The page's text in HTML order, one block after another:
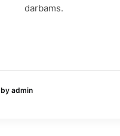
darbams.
by admin